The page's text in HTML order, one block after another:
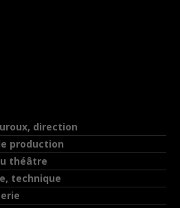
direction
production
théâtre
technique